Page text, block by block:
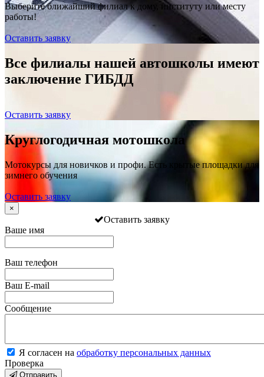
Выберите ближайший филиал к дому, институту или месту
работы!
Оставить заявку
Все филиалы нашей автошколы имеют
заключение ГИБДД
Оставить заявку
Круглогодичная мотошкола
Мотокурсы для новичков и профи. Есть крытые площадки для
зимнего обучения
Оставить заявку
×
Оставить заявку
Ваше имя
Ваш телефон
Ваш E-mail
Сообщение
Я согласен на обработку персональных данных
Проверка
Отправить